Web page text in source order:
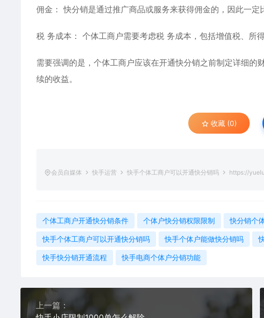
佣金： 快分销是通过推广商品或服务来获得佣金的，因此一定
税 务成本： 个体工商户需要考虑税 务成本，包括增值税、所得
需要强调的是，个体工商户应该在开通快分销之前制定详细
续的收益。
收藏 (0)
会员自媒体 快手运营 快手个体工商户可以开通快分销吗 https://
个体工商户开通快分销条件 个体户快分销权限限制 快分销个
快手个体工商户可以开通快分销吗 快手个体户能做快分销吗
快手快分销开通流程 快手电商个体户分销功能
上一篇：